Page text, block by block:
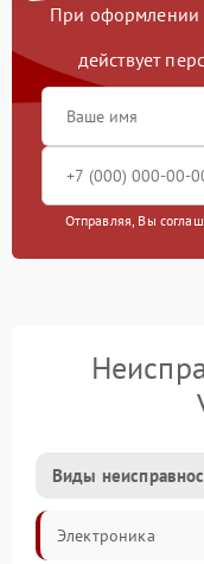
При оформлении
действует
Отправляя, Вы
Виды
Электроника